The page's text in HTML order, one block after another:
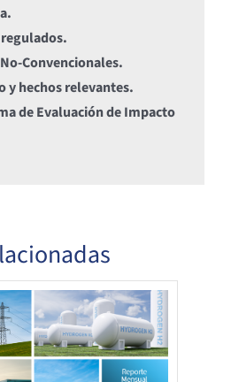
Convencionales.
hechos relevantes.
de Evaluación de Impacto